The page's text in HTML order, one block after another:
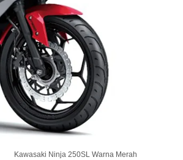
Kawasaki Ninja 250SL Warna Merah